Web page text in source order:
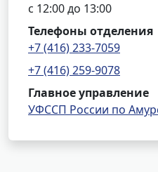
с 12:00 до 13:00
Телефоны отделения
+7 (416) 233-7059
+7 (416) 259-9078
Главное управление
УФССП России по